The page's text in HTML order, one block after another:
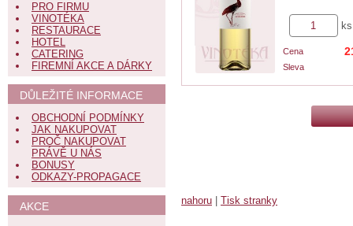
ks
Cena
Sleva
nahoru Tisk stranky
PRO FIRMU
VINOTÉKA
RESTAURACE
HOTEL
CATERING
FIREMNÍ AKCE A DÁRKY
DŮLEŽITÉ INFORMACE
OBCHODNÍ PODMÍNKY
JAK NAKUPOVAT
PROČ NAKUPOVAT
PRÁVĚ U NÁS
BONUSY
ODKAZY-PROPAGACE
AKCE